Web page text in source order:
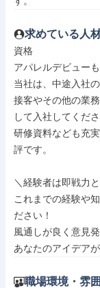
求めている人
資格
アパレルデビュー
当社は、中途入社
接客やその他の業
して入社してくだ
研修資料なども充
評です。
＼経験者は即戦力
これまでの経験や
ださい！
風通しが良く意見
あなたのアイデア
職場環境・雰